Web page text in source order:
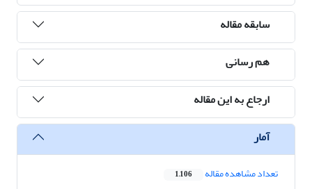
سابقه مقاله
هم رسانی
ارجاع به این مقاله
آمار
تعداد مشاهده مقاله 1,106